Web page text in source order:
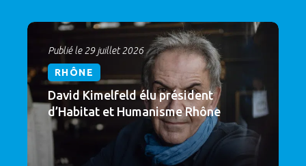
Publié le 29 juillet 2026
RHÔNE
David Kimelfeld élu président
d’Habitat et Humanisme Rhône